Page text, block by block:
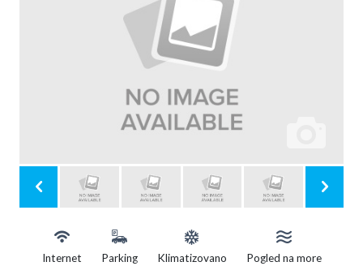
Internet Parking Klimatizovano Pogled na more